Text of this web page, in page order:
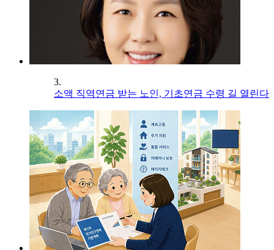
3.
소액 직역연금 받는 노인, 기초연금 수령 길 열린다